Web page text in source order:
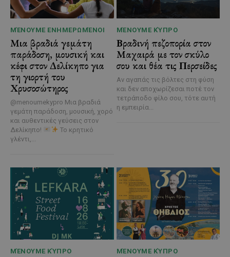
ΜΈΝΟΥΜΕ ΕΝΗΜΕΡΩΜΈΝΟΙ
Μια βραδιά γεμάτη
παράδοση, μουσική και
κέφι στον Δελίκηπο για
τη γιορτή του
Χρυσοσώτηρος
@menoumekypro Μια βραδιά
γεμάτη παράδοση, μουσική, χορό
και αυθεντικές γεύσεις στον
Δελίκηπο!
Το κρητικό
γλέντι,...
ΜΈΝΟΥΜΕ ΚΎΠΡΟ
Βραδινή πεζοπορία στον
Μαχαιρά με τον σκύλο
σου και θέα τις Περσείδες
Αν αγαπάς τις βόλτες στη φύση
και δεν αποχωρίζεσαι ποτέ τον
τετράποδο φίλο σου, τότε αυτή
η εμπειρία...
ΜΈΝΟΥΜΕ ΚΎΠΡΟ ΜΈΝΟΥΜΕ ΚΎΠΡΟ